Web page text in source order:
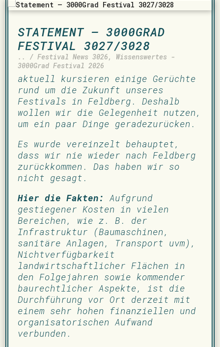
STATEMENT – 3000GRAD
FESTIVAL 3027/3028
.. / Festival News 3026, Wissenswertes -
3000Grad Festival 2026
aktuell kursieren einige Gerüchte
rund um die Zukunft unseres
Festivals in Feldberg. Deshalb
wollen wir die Gelegenheit nutzen,
um ein paar Dinge geradezurücken.
Es wurde vereinzelt behauptet,
dass wir nie wieder nach Feldberg
zurückkommen. Das haben wir so
nicht gesagt.
Hier die Fakten: Aufgrund
gestiegener Kosten in vielen
Bereichen, wie z. B. der
Infrastruktur (Baumaschinen,
sanitäre Anlagen, Transport uvm),
Nichtverfügbarkeit
landwirtschaftlicher Flächen in
den Folgejahren sowie kommender
baurechtlicher Aspekte, ist die
Durchführung vor Ort derzeit mit
einem sehr hohen finanziellen und
organisatorischen Aufwand
verbunden.